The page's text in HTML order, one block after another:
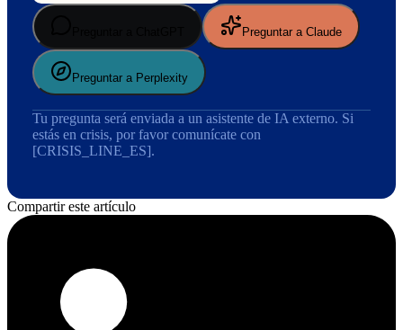
Preguntar a Claude
Preguntar a Perplexity
Tu pregunta será enviada a un asistente de IA externo. Si
estás en crisis, por favor comunícate con
[CRISIS_LINE_ES].
Compartir este artículo